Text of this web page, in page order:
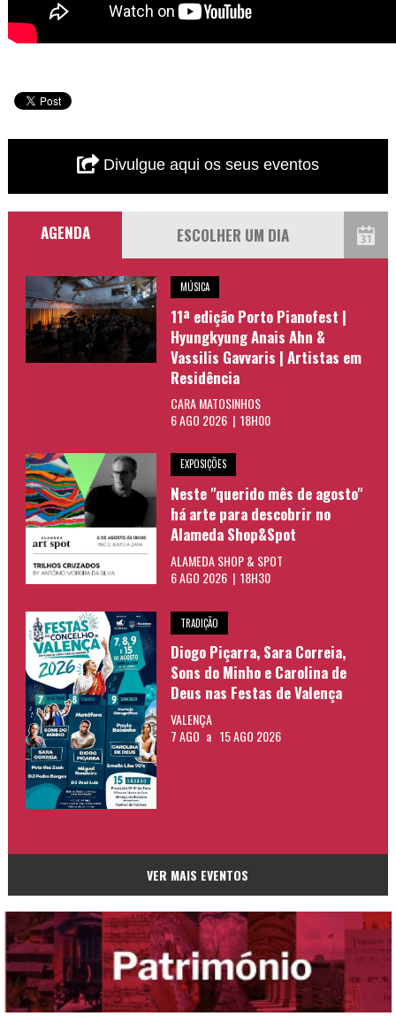
Divulgue aqui os seus eventos
AGENDA
MÚSICA
11ª edição Porto Pianofest |
Hyungkyung Anais Ahn &
Vassilis Gavvaris | Artistas em
Residência
CARA MATOSINHOS
6 AGO 2026 | 18H00
EXPOSIÇÕES
Neste "querido mês de agosto"
há arte para descobrir no
Alameda Shop&Spot
ALAMEDA SHOP & SPOT
6 AGO 2026 | 18H30
TRADIÇÃO
Diogo Piçarra, Sara Correia,
Sons do Minho e Carolina de
Deus nas Festas de Valença
VALENÇA
7 AGO a 15 AGO 2026
VER MAIS EVENTOS